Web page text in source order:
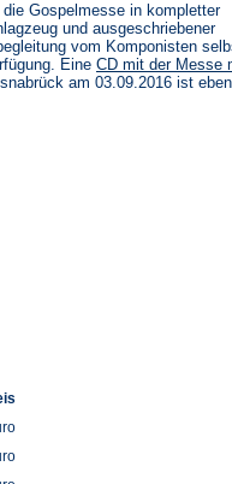
Gospelmesse in kompletter
und ausgeschriebener
vom Komponisten
Eine CD mit der Messe
am 03.09.2016 ist